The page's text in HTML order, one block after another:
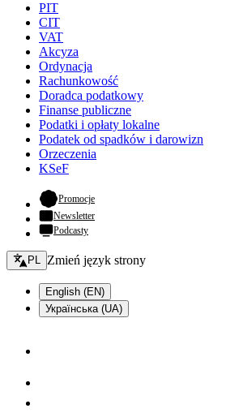
PIT
CIT
VAT
Akcyza
Ordynacja
Rachunkowość
Doradca podatkowy
Finanse publiczne
Podatki i opłaty lokalne
Podatek od spadków i darowizn
Orzeczenia
KSeF
Promocje- otwiera się w nowej karcie
Newsletter
Podcasty
Zmień język - bieżący:
PL Zmień język strony
English (EN)
Українська (UA)